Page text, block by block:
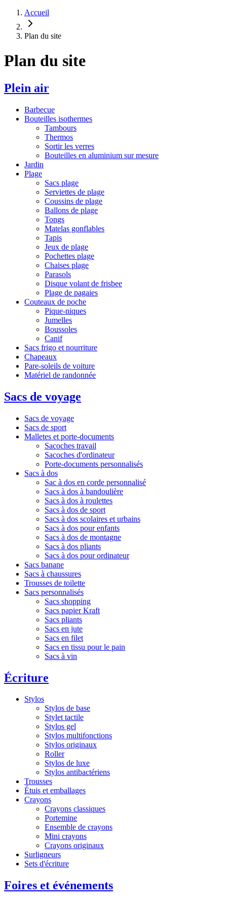
Accueil
Plan du site
Plan du site
Plein air
Barbecue
Bouteilles isothermes
Tambours
Thermos
Sortir les verres
Bouteilles en aluminium sur mesure
Jardin
Plage
Sacs plage
Serviettes de plage
Coussins de plage
Ballons de plage
Tongs
Matelas gonflables
Tapis
Jeux de plage
Pochettes plage
Chaises plage
Parasols
Disque volant de frisbee
Plage de pagaies
Couteaux de poche
Pique-niques
Jumelles
Boussoles
Canif
Sacs frigo et nourriture
Chapeaux
Pare-soleils de voiture
Matériel de randonnée
Sacs de voyage
Sacs de voyage
Sacs de sport
Malletes et porte-documents
Sacoches travail
Sacoches d'ordinateur
Porte-documents personnalisés
Sacs à dos
Sac à dos en corde personnalisé
Sacs à dos à bandoulière
Sacs à dos à roulettes
Sacs à dos de sport
Sacs à dos scolaires et urbains
Sacs à dos pour enfants
Sacs à dos de montagne
Sacs à dos pliants
Sacs à dos pour ordinateur
Sacs banane
Sacs à chaussures
Trousses de toilette
Sacs personnalisés
Sacs shopping
Sacs papier Kraft
Sacs pliants
Sacs en jute
Sacs en filet
Sacs en tissu pour le pain
Sacs à vin
Écriture
Stylos
Stylos de base
Stylet tactile
Stylos gel
Stylos multifonctions
Stylos originaux
Roller
Stylos de luxe
Stylos antibactériens
Trousses
Étuis et emballages
Crayons
Crayons classiques
Portemine
Ensemble de crayons
Mini crayons
Crayons originaux
Surligneurs
Sets d'écriture
Foires et événements